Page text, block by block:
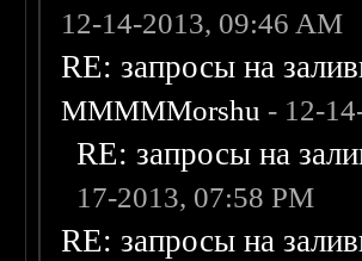
12-14-2013, 09:46 AM
RE: запросы на
MMMMMorshu - 12-
RE: запросы на
17-2013, 07:58 PM
RE: запросы на